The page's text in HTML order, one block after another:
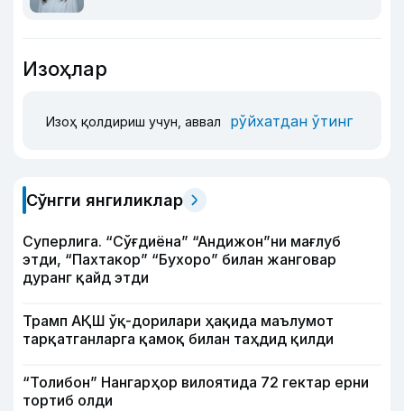
Изоҳлар
Изоҳ қолдириш учун, аввал рўйхатдан ўтинг
Сўнгги янгиликлар
Суперлига. “Сўғдиёна” “Андижон”ни мағлуб
этди, “Пахтакор” “Бухоро” билан жанговар
дуранг қайд этди
Трамп АҚШ ўқ-дорилари ҳақида маълумот
тарқатганларга қамоқ билан таҳдид қилди
“Толибон” Нангарҳор вилоятида 72 гектар ерни
тортиб олди